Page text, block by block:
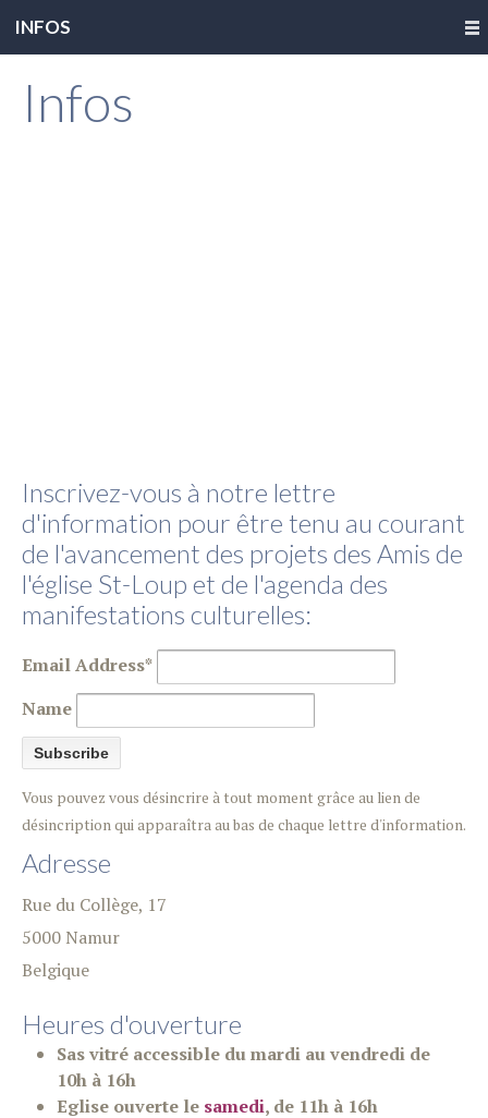
INFOS
Infos
Inscrivez-vous à notre lettre
d'information pour être tenu au courant
de l'avancement des projets des Amis de
l'église St-Loup et de l'agenda des
manifestations culturelles:
Email Address*
Name
Vous pouvez vous désincrire à tout moment grâce au lien de
désincription qui apparaîtra au bas de chaque lettre d'information.
Adresse
Rue du Collège, 17
5000 Namur
Belgique
Heures d'ouverture
Sas vitré accessible du mardi au vendredi de
10h à 16h
Eglise ouverte le samedi, de 11h à 16h